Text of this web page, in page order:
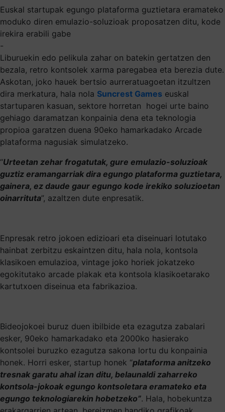
Euskal startupak egungo plataforma guztietara eramateko
moduko diren emulazio-soluzioak proposatzen ditu, kode
irekira erabili gabe
-
Liburuekin edo pelikula zahar on batekin gertatzen den
bezala, retro kontsolek xarma paregabea eta berezia dute.
Askotan, joko hauek bertsio aurreratuagoetan itzultzen
dira merkatura, hala nola Suncrest Games euskal
startuparen kasuan, sektore horretan hogei urte baino
gehiago daramatzan konpainia dena eta teknologia
propioa garatzen duena 90eko hamarkadako Arcade
plataforma nagusiak simulatzeko.
“Urteetan zehar frogatutak, gure emulazio-soluzioak
guztiz eramangarriak dira egungo plataforma guztietara,
gainera, ez daude gaur egungo kode irekiko soluzioetan
oinarrituta”, azaltzen dute enpresatik.
Enpresak retro jokoen edizioari eta diseinuari lotutako
hainbat zerbitzu eskaintzen ditu, hala nola, kontsola
klasikoen emulazioa, vintage joko horiek jokatzeko
egokitutako arcade plakak eta kontsola klasikoetarako
kartutxoen diseinua eta fabrikazioa.
Bideojokoei buruz duen ibilbide eta ezagutza zabalari
esker, 90eko hamarkadako eta 2000ko hasierako
kontsolei buruzko ezagutza sakona lortu du konpainia
honek. Horri esker, startup honek “plataforma anitzeko
tresnak garatu ahal izan ditu, belaunaldi zaharreko
kontsola-jokoak egungo kontsoletara eramateko eta
egungo teknologiarekin hobetzeko”. Hala, hobekuntza